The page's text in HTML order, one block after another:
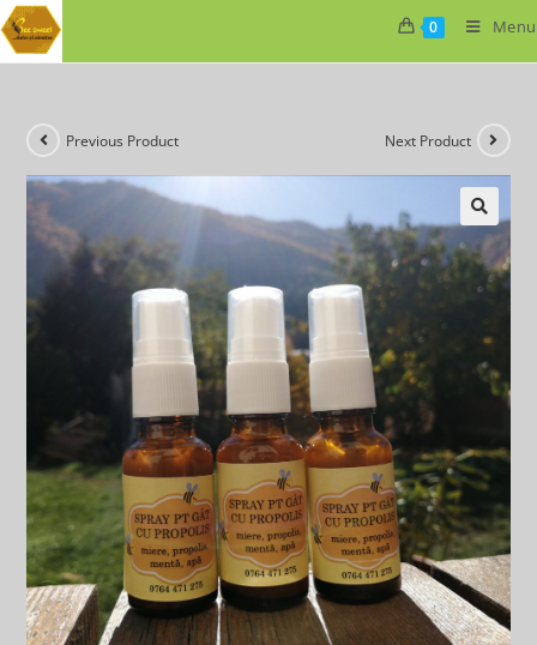
0 Menu
Previous Product Next Product